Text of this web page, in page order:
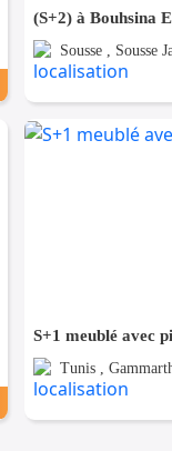
(S+2) à Bouhsina
Sousse , Sousse
S+1 meublé avec
Tunis ,